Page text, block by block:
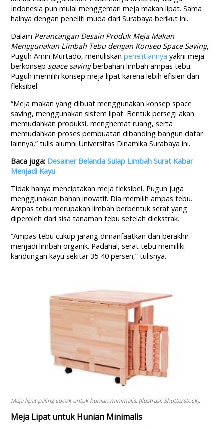
Indonesia pun mulai menggemari meja makan lipat. Sama
halnya dengan peneliti muda dari Surabaya berikut ini.
Dalam Perancangan Desain Produk Meja Makan
Menggunakan Limbah Tebu dengan Konsep Space Saving,
Puguh Amin Murtado, menuliskanpenelitiannya yakni meja
berkonsep space savingberbahan limbah ampas tebu.
Puguh memilih konsep meja lipat karena lebih efisien dan
fleksibel.
“Meja makan yang dibuat menggunakan konsep space
saving, menggunakan sistem lipat. Bentuk persegi akan
memudahkan produksi, menghemat ruang, serta
memudahkan proses pembuatan dibanding bangun datar
lainnya,” tulis alumni Universitas Dinamika Surabaya ini.
Baca juga: Desainer Belanda Sulap Limbah Surat Kabar
Menjadi Kayu
Tidak hanya menciptakan meja fleksibel, Puguh juga
menggunakan bahan inovatif. Dia memilih ampas tebu.
Ampas tebu merupakan limbah berbentuk serat yang
diperoleh dari sisa tanaman tebu setelah diekstrak.
“Ampas tebu cukup jarang dimanfaatkan dan berakhir
menjadi limbah organik. Padahal, serat tebu memiliki
kandungan kayu sekitar 35-40 persen,” tulisnya.
Meja lipat paling cocok untuk hunian minimalis. (Ilustrasi: Shutterstock).
Meja Lipat untuk Hunian Minimalis